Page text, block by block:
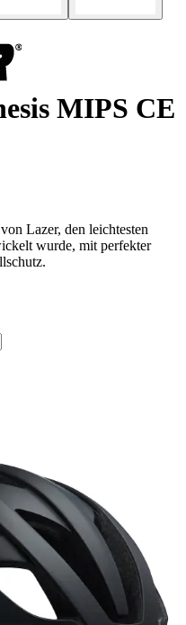
MIPS CE
Lazer, den leichtesten
wurde, mit perfekter